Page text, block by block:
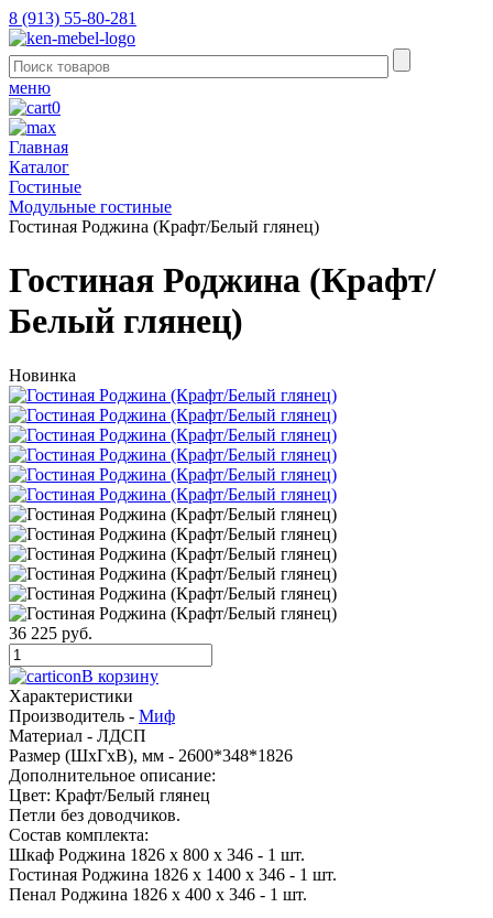
8 (913) 55-80-281
меню
0
Главная
Каталог
Гостиные
Модульные гостиные
Гостиная Роджина (Крафт/Белый глянец)
Гостиная Роджина (Крафт/
Белый глянец)
Новинка
36 225 руб.
В корзину
Характеристики
Производитель - Миф
Материал - ЛДСП
Размер (ШхГхВ), мм - 2600*348*1826
Дополнительное описание:
Цвет: Крафт/Белый глянец
Петли без доводчиков.
Состав комплекта:
Шкаф Роджина 1826 х 800 х 346 - 1 шт.
Гостиная Роджина 1826 х 1400 х 346 - 1 шт.
Пенал Роджина 1826 х 400 х 346 - 1 шт.